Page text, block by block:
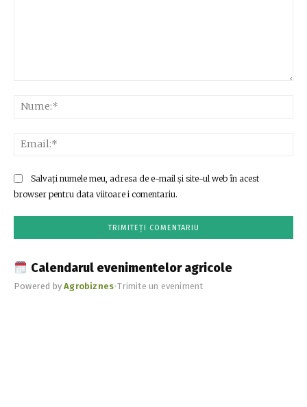
Salvați numele meu, adresa de e-mail și site-ul web în acest
browser pentru data viitoare i comentariu.
Calendarul evenimentelor agricole
Powered byAgrobiznes•Trimite un eveniment